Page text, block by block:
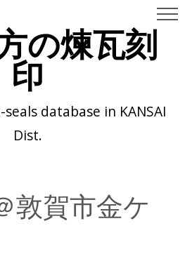
の煉瓦刻
印
database in KANSAI
Dist.
敦賀市金ケ